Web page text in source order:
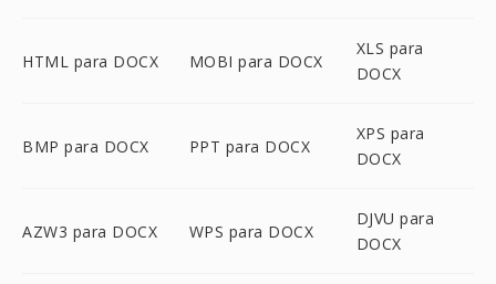
HTML para DOCX MOBI para DOCX
XLS para
DOCX
BMP para DOCX PPT para DOCX
XPS para
DOCX
AZW3 para DOCX WPS para DOCX
DJVU para
DOCX